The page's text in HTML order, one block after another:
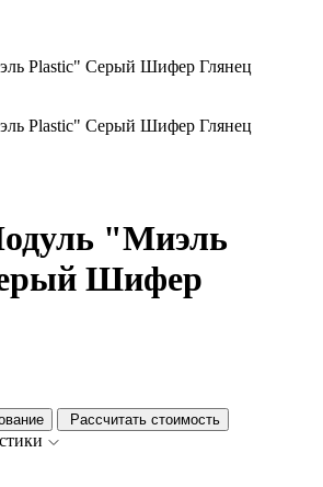
Plastic" Серый Шифер Глянец
Plastic" Серый Шифер Глянец
"Миэль
Шифер
Рассчитать стоимость